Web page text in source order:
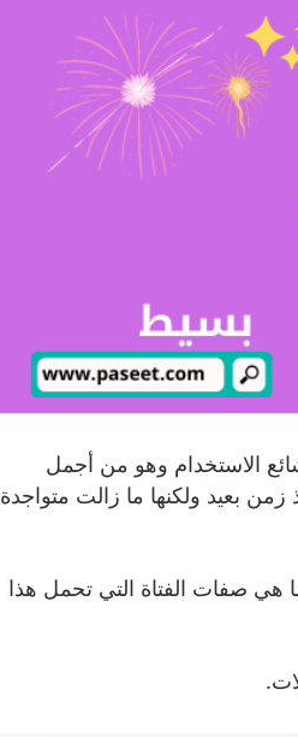
الاستخدام وهو من أجمل
بعيد ولكنها ما زالت متواجدة
هي صفات الفتاة التي تحمل هذا